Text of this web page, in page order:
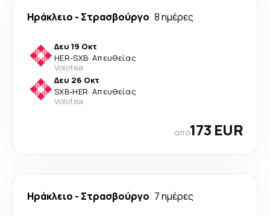
Ηράκλειο - Στρασβούργο 8 ημέρες
Δευ 19 Οκτ
HER-SXB· Απευθείας
Volotea
Δευ 26 Οκτ
SXB-HER· Απευθείας
Volotea
από173 EUR
Ηράκλειο - Στρασβούργο 7 ημέρες